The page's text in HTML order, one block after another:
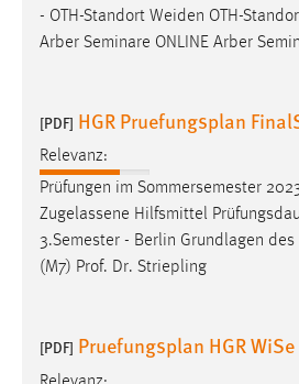
- OTH-Standort Weiden OTH-
Arber Seminare ONLINE Arber
[PDF] HGR Pruefungsplan
Relevanz:
Prüfungen im Sommersemester
Zugelassene Hilfsmittel
3.Semester - Berlin Grundlagen
(M7) Prof. Dr. Striepling
[PDF] Pruefungsplan HGR
MARKETING
Sie tun dies, indem sie Besucher
hinweg verfolgen.
Google Ads
Name:
_gcl_au
Google Ireland Limited